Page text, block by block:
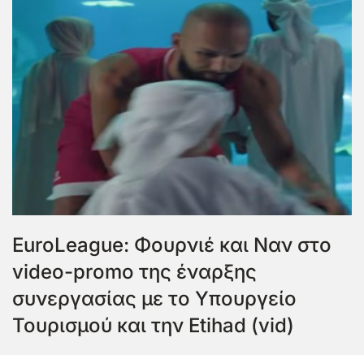
EuroLeague: Φουρνιέ και Ναν στο
video-promo της έναρξης
συνεργασίας με το Υπουργείο
Τουρισμού και την Etihad (vid)